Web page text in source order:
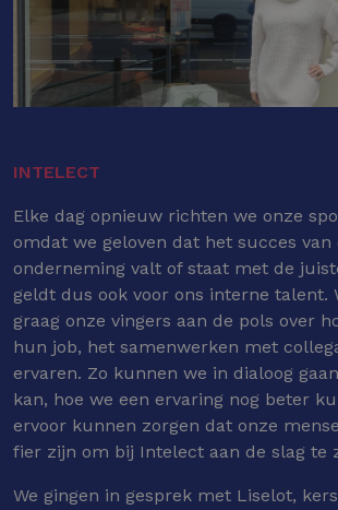
INTELECT
Elke dag opnieuw richten we onze
omdat we geloven dat het succes van
onderneming valt of staat met de
geldt dus ook voor ons interne talent.
graag onze vingers aan de pols over
hun job, het samenwerken met
ervaren. Zo kunnen we in dialoog
kan, hoe we een ervaring nog beter
ervoor kunnen zorgen dat onze
fier zijn om bij Intelect aan de slag te
We gingen in gesprek met Liselot,